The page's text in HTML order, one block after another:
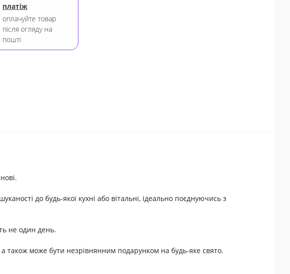
платіж
оплачуйте товар
після огляду на
пошті
до будь-якої кухні або вітальні, ідеально поєднуючись з
не один день.
також може бути незрівнянним подарунком на будь-яке свято.